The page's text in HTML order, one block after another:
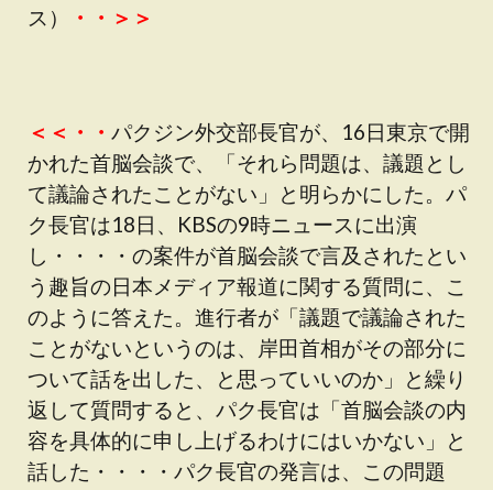
ス）
・・＞＞
＜＜・・ パクジン外交部長官が、16日東京で開
かれた首脳会談で、「それら問題は、議題とし
て議論されたことがない」と明らかにした。パ
ク長官は18日、KBSの9時ニュースに出演
し・・・・の案件が首脳会談で言及されたとい
う趣旨の日本メディア報道に関する質問に、こ
のように答えた。進行者が「議題で議論された
ことがないというのは、岸田首相がその部分に
ついて話を出した、と思っていいのか」と繰り
返して質問すると、パク長官は「首脳会談の内
容を具体的に申し上げるわけにはいかない」と
話した・・・・パク長官の発言は、この問題